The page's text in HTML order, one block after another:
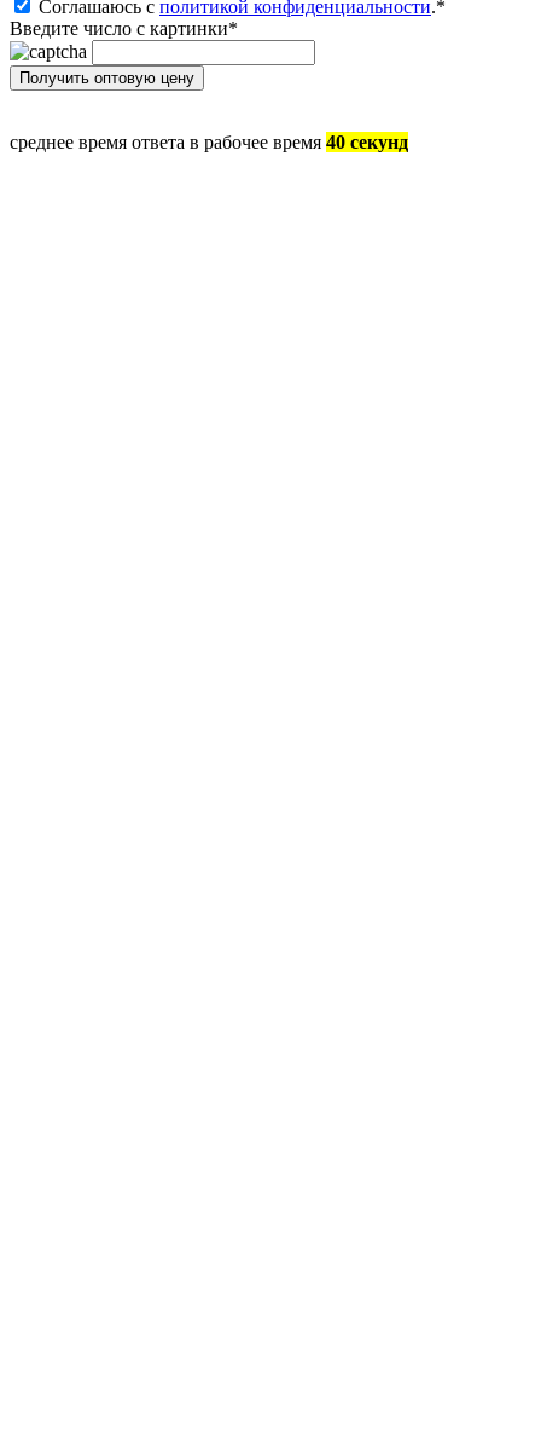
Соглашаюсь с политикой конфиденциальности.*
Введите число с картинки*
среднее время ответа в рабочее время 40 секунд